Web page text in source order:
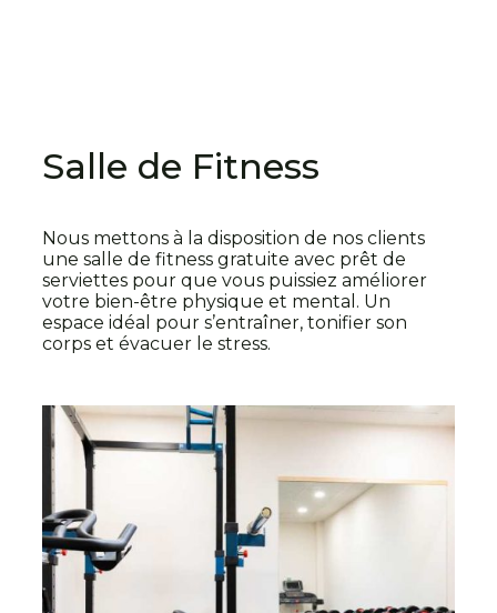
Salle de Fitness
Nous mettons à la disposition de nos clients
une salle de fitness gratuite avec prêt de
serviettes pour que vous puissiez améliorer
votre bien-être physique et mental. Un
espace idéal pour s’entraîner, tonifier son
corps et évacuer le stress.